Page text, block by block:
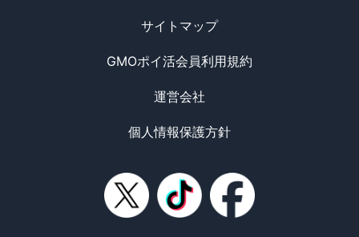
サイトマップ
GMOポイ活会員利用規約
運営会社
個人情報保護方針